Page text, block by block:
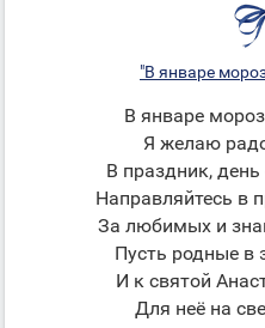
"В январе
В январе
Я желаю
В праздник,
Направляйтесь в
За любимых и
Пусть родные в
И к святой
Для неё на